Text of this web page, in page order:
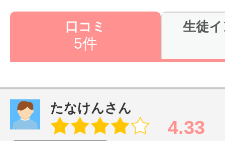
特集をみる
掲載のお問
口コミ
5件
生徒
たなけんさん
4.33